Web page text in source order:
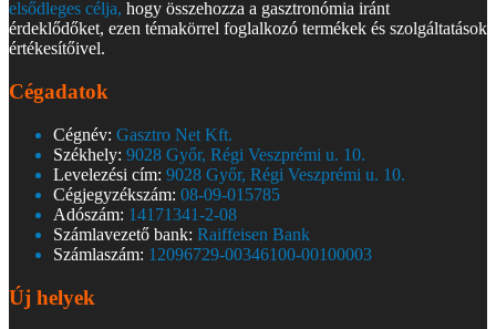
elsődleges célja, hogy összehozza a gasztronómia iránt
érdeklődőket, ezen témakörrel foglalkozó termékek és szolgáltatások
értékesítőivel.
Cégadatok
Cégnév: Gasztro Net Kft.
Székhely: 9028 Győr, Régi Veszprémi u. 10.
Levelezési cím: 9028 Győr, Régi Veszprémi u. 10.
Cégjegyzékszám: 08-09-015785
Adószám: 14171341-2-08
Számlavezető bank: Raiffeisen Bank
Számlaszám: 12096729-00346100-00100003
Új helyek